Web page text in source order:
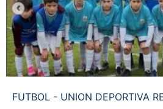
FUTBOL - UNION DEPORTIVA